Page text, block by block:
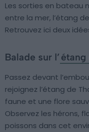
Les sorties en bateau
entre la mer, l’étang
Retrouvez ici deux
Balade sur l’ étang
Passez devant
rejoignez l’étang de
faune et une flore
Observez les hérons,
poissons dans cet